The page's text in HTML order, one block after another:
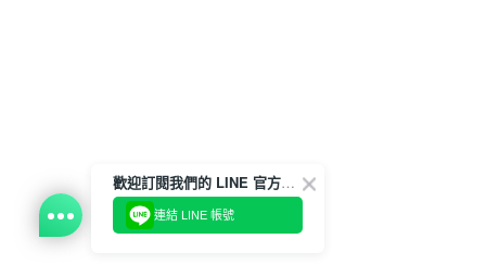
歡迎訂閱我們的 LINE 官方帳號
連結 LINE 帳號